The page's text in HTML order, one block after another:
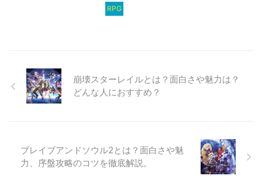
RPG
崩壊スターレイルとは？面白さや魅力は？
どんな人におすすめ？
ブレイブアンドソウル2とは？面白さや魅
力、序盤攻略のコツを徹底解説。